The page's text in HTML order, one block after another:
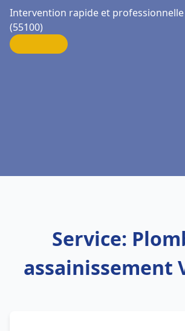
Intervention rapide et professionnelle
(55100)
Service:
assainissement